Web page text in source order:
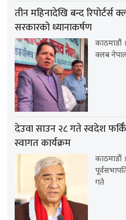
तीन महिनादेखि बन्द रिपोर्टर्स
सरकारको ध्यानाकर्षण
काठमाडौं
क्लब
देउवा साउन २८ गते स्वदेश
स्वागत कार्यक्रम
काठमाडौं
गते